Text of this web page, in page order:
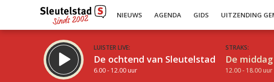
NIEUWS AGENDA GIDS UITZENDING
LUISTER LIVE:
De ochtend van Sleutelstad
6.00 - 12.00 uur
STRAKS:
De
12.00 - 18.00 uur